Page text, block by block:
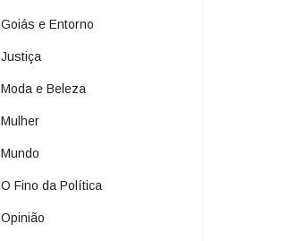
Goiás e Entorno
Justiça
Moda e Beleza
Mulher
Mundo
O Fino da Política
Opinião